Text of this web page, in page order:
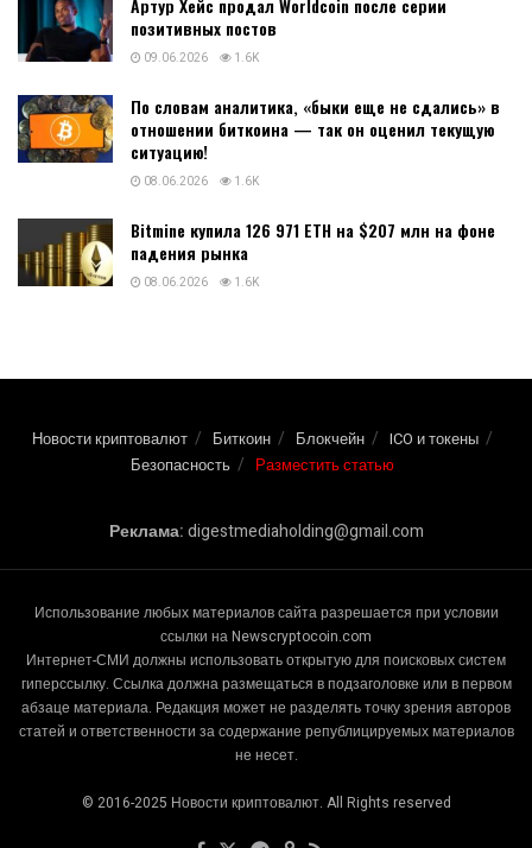
позитивных постов
09.06.2026 1.6K
По словам аналитика, «быки еще не сдались» в
отношении биткоина — так он оценил текущую
ситуацию!
08.06.2026 1.6K
Bitmine купила 126 971 ETH на $207 млн на фоне
падения рынка
08.06.2026 1.6K
Новости криптовалют Биткоин Блокчейн
ICO и токены
Безопасность
Разместить статью
Реклама:digestmediaholding@gmail.com
Использование любых материалов сайта разрешается при условии
ссылки на Newscryptocoin.com
Интернет-СМИ должны использовать открытую для поисковых систем
гиперссылку. Ссылка должна размещаться в подзаголовке или в первом
абзаце материала. Редакция может не разделять точку зрения авторов
статей и ответственности за содержание републицируемых материалов
не несет.
© 2016-2025 Новости криптовалют. All Rights reserved